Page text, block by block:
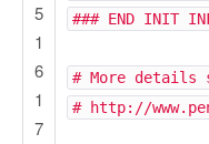
5
1
6
1
7
### END INIT
# More details
# http://